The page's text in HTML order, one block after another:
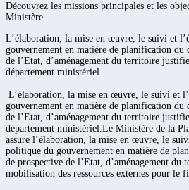
Découvrez les missions principales et les
Ministère.
L’élaboration, la mise en œuvre, le suivi et
gouvernement en matière de planification du
de l’Etat, d’aménagement du territoire
département ministériel.
L’élaboration, la mise en œuvre, le suivi et
gouvernement en matière de planification du
de l’Etat, d’aménagement du territoire
département ministériel.Le Ministère de la
assure l’élaboration, la mise en œuvre, le
politique du gouvernement en matière de
de prospective de l’Etat, d’aménagement
mobilisation des ressources externes pour le